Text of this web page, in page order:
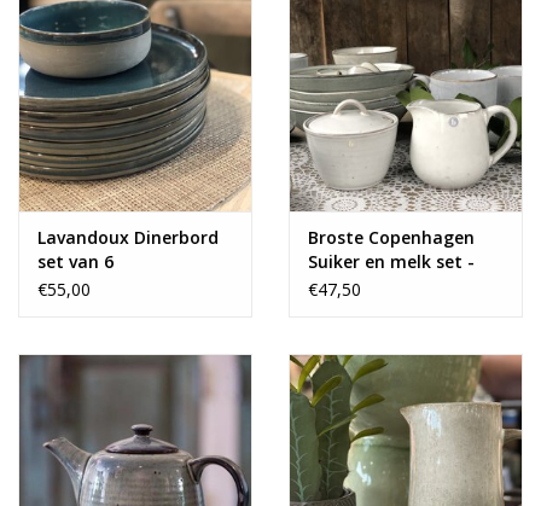
Lavandoux Dinerbord
set van 6
€55,00
Broste Copenhagen
Suiker en melk set -
grijs
€47,50